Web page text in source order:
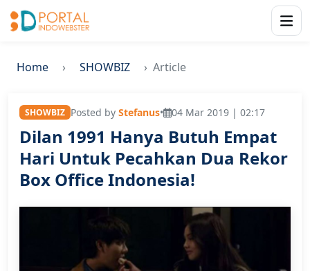
Home SHOWBIZ Article
SHOWBIZ Posted by Stefanus• 04 Mar 2019 | 02:17
Dilan 1991 Hanya Butuh Empat
Hari Untuk Pecahkan Dua Rekor
Box Office Indonesia!